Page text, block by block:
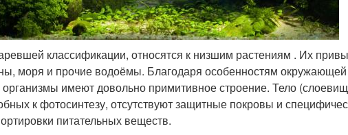
классификации, относятся к низшим растениям . Их
моря и прочие водоёмы. Благодаря особенностям
имеют довольно примитивное строение. Тело
к фотосинтезу, отсутствуют защитные покровы и
питательных веществ.